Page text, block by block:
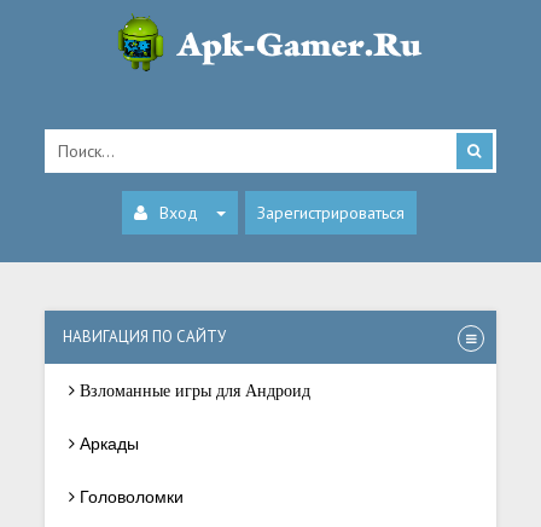
Вход Зарегистрироваться
НАВИГАЦИЯ ПО САЙТУ
Взломанные игры для Андроид
Аркады
Головоломки